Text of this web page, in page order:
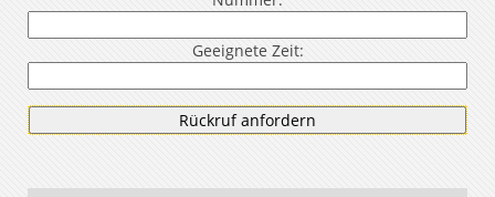
Geeignete Zeit: